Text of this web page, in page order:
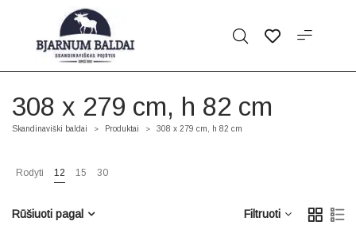
308 x 279 cm, h 82 cm
Skandinaviški baldai > Produktai > 308 x 279 cm, h 82 cm
Rodyti 12 15 30
Filtruoti
Rūšiuoti pagal